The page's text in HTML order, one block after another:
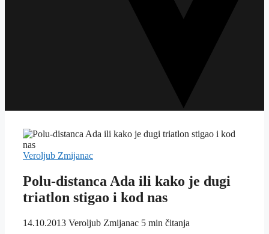
Veroljub Zmijanac
Polu-distanca Ada ili kako je dugi
triatlon stigao i kod nas
14.10.2013 Veroljub Zmijanac 5 min čitanja